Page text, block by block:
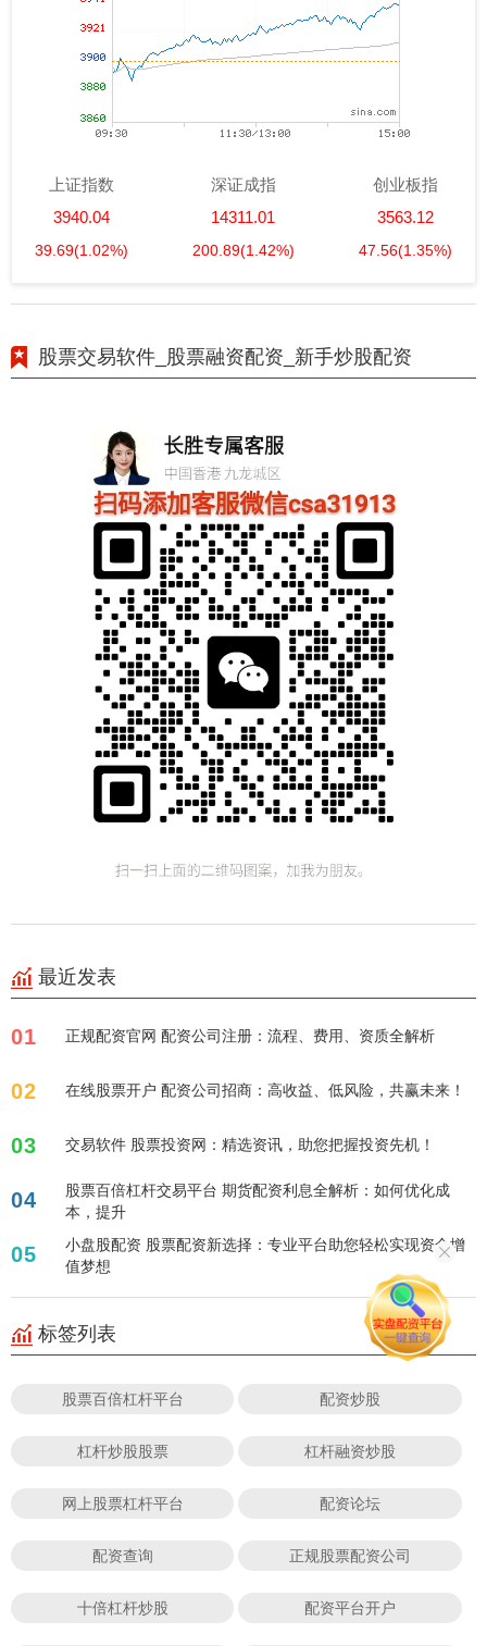
上证指数
3940.04
39.69(1.02%)
深证成指
14311.01
200.89(1.42%)
创业板指
3563.12
47.56(1.35%)
股票交易软件_股票融资配资_新手炒股配资
最近发表
01 正规配资官网 配资公司注册：流程、费用、资质全解析
02 在线股票开户 配资公司招商：高收益、低风险，共赢未来！
03 交易软件 股票投资网：精选资讯，助您把握投资先机！
04
股票百倍杠杆交易平台 期货配资利息全解析：如何优化成
本，提升
05
小盘股配资 股票配资新选择：专业平台助您轻松实现资金增
值梦想
标签列表
股票百倍杠杆平台 配资炒股
杠杆炒股股票 杠杆融资炒股
网上股票杠杆平台 配资论坛
配资查询 正规股票配资公司
十倍杠杆炒股 配资平台开户